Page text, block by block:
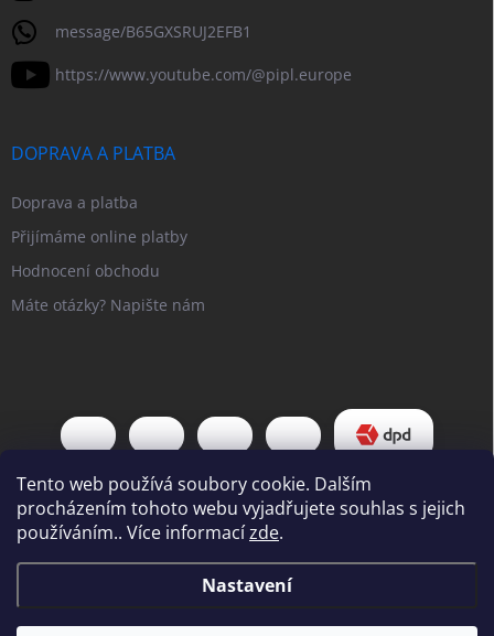
Tento web používá soubory cookie. Dalším
procházením tohoto webu vyjadřujete souhlas s jejich
používáním.. Více informacízde.
Nastavení
showroom uzavřen pro osobní návštěvy. Odesílání
message/B65GXSRUJ2EFB1
https://www.youtube.com/@pipl.europe
DOPRAVA A PLATBA
Doprava a platba
Přijímáme online platby
Hodnocení obchodu
Máte otázky? Napište nám
Vytvořil Shoptet
cookies